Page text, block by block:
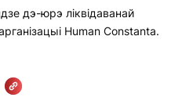
дэ-юрэ ліквідаванай
Human Constanta.